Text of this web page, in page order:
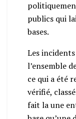
publics qui
bases.
Les
l’ensemble
ce qui a été
vérifié,
fait la une